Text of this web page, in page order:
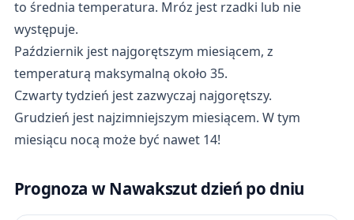
to średnia temperatura. Mróz jest rzadki lub nie
występuje.
Październik jest najgorętszym miesiącem, z
temperaturą maksymalną około 35.
Czwarty tydzień jest zazwyczaj najgorętszy.
Grudzień jest najzimniejszym miesiącem. W tym
miesiącu nocą może być nawet 14!
Prognoza w Nawakszut dzień po dniu